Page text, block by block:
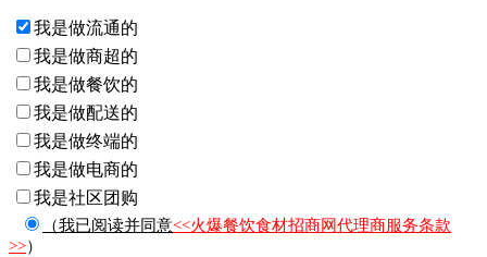
我是做流通的
我是做商超的
我是做餐饮的
我是做配送的
我是做终端的
我是做电商的
我是社区团购
（我已阅读并同意<<火爆餐饮食材招商网代理商服务条款
>>）